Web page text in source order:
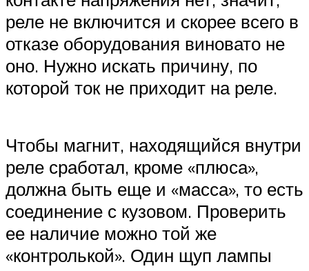
реле не включится и скорее всего в
отказе оборудования виновато не
оно. Нужно искать причину, по
которой ток не приходит на реле.
Чтобы магнит, находящийся внутри
реле сработал, кроме «плюса»,
должна быть еще и «масса», то есть
соединение с кузовом. Проверить
ее наличие можно той же
«контролькой». Один щуп лампы